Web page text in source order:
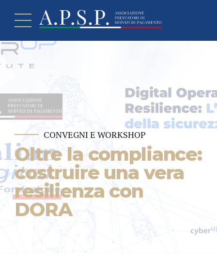
CONVEGNI E WORKSHOP
Oltre la compliance:
costruire una vera
resilienza con
DORA